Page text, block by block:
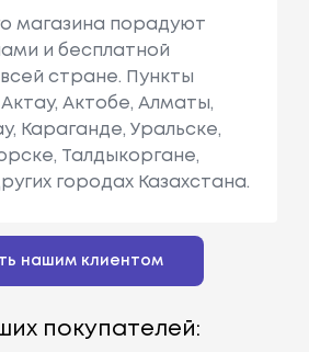
магазина порадуют
и бесплатной
стране. Пункты
Актобе, Алматы,
Караганде, Уральске,
Талдыкоргане,
городах Казахстана.
нашим клиентом
покупателей: